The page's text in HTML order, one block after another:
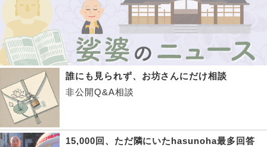
誰にも見られず、お坊さんにだけ相談
非公開Q&A相談
15,000回、ただ隣にいたhasunoha最多回答